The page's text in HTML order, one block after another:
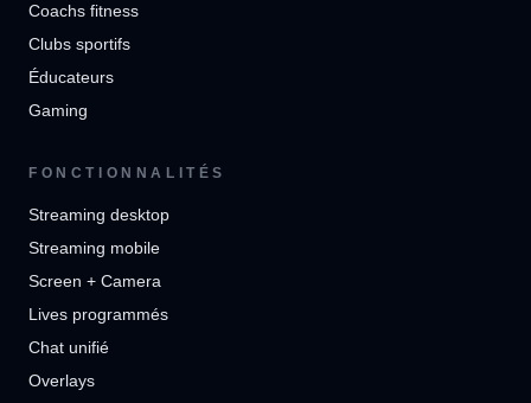
Coachs fitness
Clubs sportifs
Éducateurs
Gaming
FONCTIONNALITÉS
Streaming desktop
Streaming mobile
Screen + Camera
Lives programmés
Chat unifié
Overlays